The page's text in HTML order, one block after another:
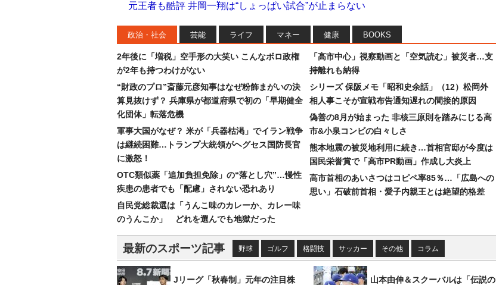
元王者も酷評 井岡一翔は“しょっぱい試合”が止まらない
政治・社会 芸能 ライフ マネー 健康 BOOKS
2年後に「増税」空手形の大笑い こんなボロ政権
が2年も持つわけがない
“財政のプロ”斎藤元彦知事はなぜ粉飾まがいの決
算見抜けず？ 兵庫県が都道府県で初の「早期健全
化団体」転落危機
軍事大国がなぜ？ 米が「兵器枯渇」でイラン戦争
は継続困難…トランプ大統領がヘグセス国防長官
に激怒！
OTC類似薬「追加負担免除」の“落とし穴”…慢性
疾患の患者でも「配慮」されない恐れあり
自民党総裁選は「うんこ味のカレーか、カレー味
のうんこか」 どれを選んでも地獄だった
「高市中心」視察動画と「空気読む」被災者…支
持離れも納得
シリーズ 保阪メモ「昭和史余話」（12）松岡外
相人事こそが宣戦布告通知遅れの間接的原因
偽善の8月が始まった 非核三原則を踏みにじる高
市&小泉コンビの白々しさ
熊本地震の被災地利用に続き…首相官邸が今度は
国民栄誉賞で「高市PR動画」作成し大炎上
高市首相のあいさつはコピペ率85％…「広島への
思い」石破前首相・愛子内親王とは絶望的格差
最新のスポーツ記事 野球 ゴルフ 格闘技 サッカー その他 コラム
Jリーグ「秋春制」元年の注目株
山本由伸＆スクーバルは「伝説の